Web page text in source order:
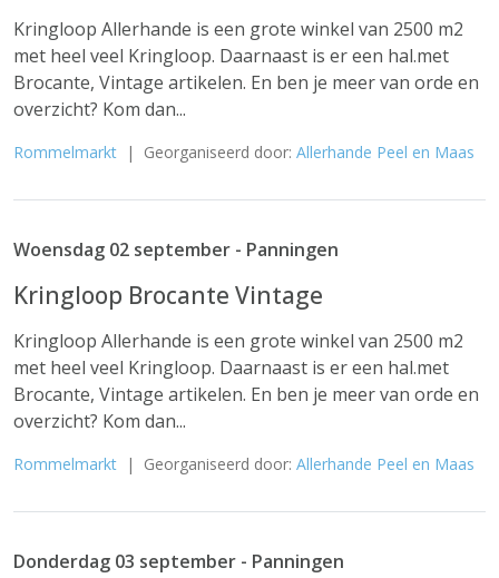
Kringloop Allerhande is een grote winkel van 2500 m2
met heel veel Kringloop. Daarnaast is er een hal.met
Brocante, Vintage artikelen. En ben je meer van orde en
overzicht? Kom dan...
Rommelmarkt | Georganiseerd door: Allerhande Peel en Maas
Woensdag 02 september - Panningen
Kringloop Brocante Vintage
Kringloop Allerhande is een grote winkel van 2500 m2
met heel veel Kringloop. Daarnaast is er een hal.met
Brocante, Vintage artikelen. En ben je meer van orde en
overzicht? Kom dan...
Rommelmarkt | Georganiseerd door: Allerhande Peel en Maas
Donderdag 03 september - Panningen